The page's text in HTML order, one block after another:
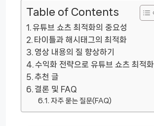
Table of Contents
유튜브 쇼츠 최적화의 중요성
타이틀과 해시태그의 최적화
영상 내용의 질 향상하기
수익화 전략으로 유튜브 쇼츠 최적화
추천 글
결론 및 FAQ
자주 묻는 질문(FAQ)